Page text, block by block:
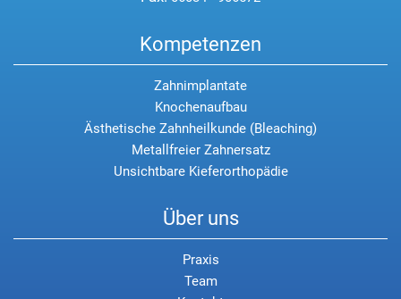
Kompetenzen
Zahnimplantate
Knochenaufbau
Ästhetische Zahnheilkunde (Bleaching)
Metallfreier Zahnersatz
Unsichtbare Kieferorthopädie
Über uns
Praxis
Team